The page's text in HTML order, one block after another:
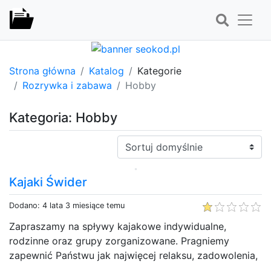
Strona główna Katalog
Kategorie
Rozrywka i zabawa
Hobby
Kategoria: Hobby
Sortuj:
Kajaki Świder
Dodano: 4 lata 3 miesiące temu
Zapraszamy na spływy kajakowe indywidualne,
rodzinne oraz grupy zorganizowane. Pragniemy
zapewnić Państwu jak najwięcej relaksu, zadowolenia,